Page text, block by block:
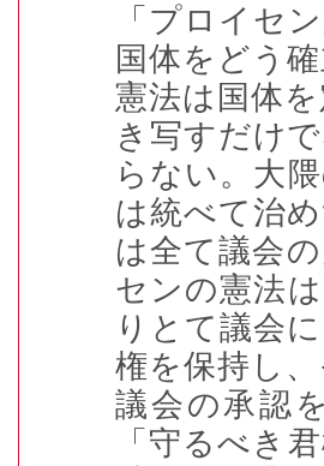
「プロイセ
国体をどう
憲法は国体
き写すだけ
らない。大
は統べて治
は全て議会
センの憲法
りとて議会
権を保持し
議会の承認
「守るべき